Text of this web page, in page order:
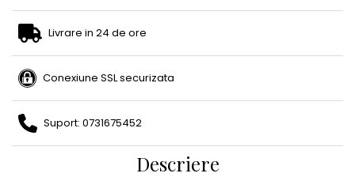
Livrare in 24 de ore
Conexiune SSL securizata
Suport: 0731675452
Descriere